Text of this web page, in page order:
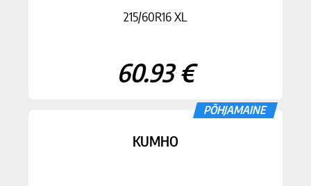
215/60R16 XL
60.93 €
PÕHJAMAINE
KUMHO